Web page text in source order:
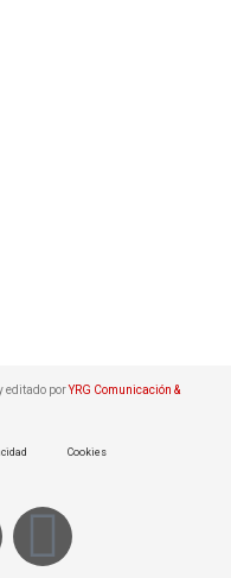
editado porYRG Comunicación &
Cookies